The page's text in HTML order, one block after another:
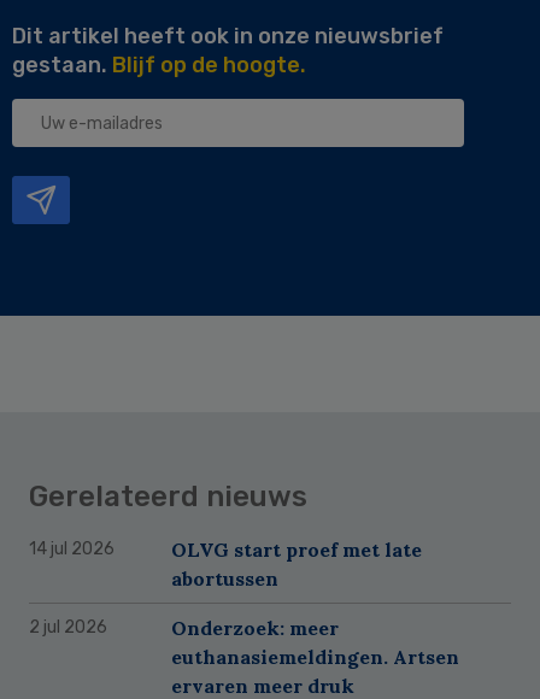
Dit artikel heeft ook in onze nieuwsbrief
gestaan. Blijf op de hoogte.
Uw
Gerelateerd nieuws
14 jul 2026
OLVG start proef met late
abortussen
2 jul 2026
Onderzoek: meer
euthanasiemeldingen. Artsen
ervaren meer druk